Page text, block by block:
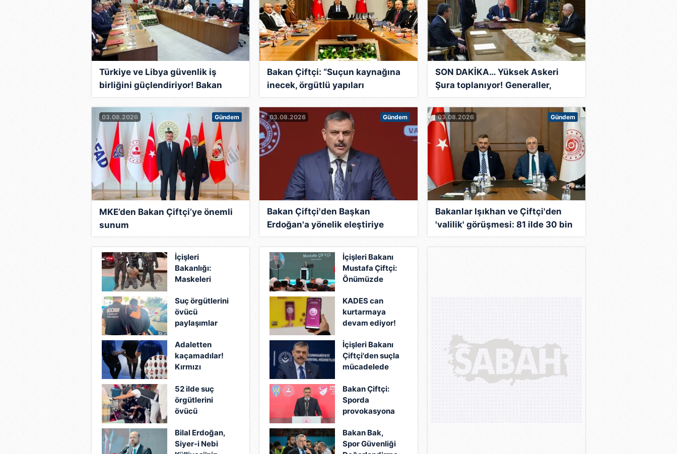
Türkiye ve Libya güvenlik iş
birliğini güçlendiriyor! Bakan
Çiftçi, Libyalı mevkidaşı ile bir
araya geldi
Bakan Çiftçi: “Suçun kaynağına
inecek, örgütlü yapıları
dağıtacağız”
SON DAKİKA… Yüksek Askeri
Şura toplanıyor! Generaller,
amiraller ve albayların görev
süreleri belli olacak
03.08.2026 Gündem
MKE’den Bakan Çiftçi’ye önemli
sunum
03.08.2026 Gündem
Bakan Çiftçi'den Başkan
Erdoğan'a yönelik eleştiriye
kınama mesajı: "Demokratik
meşruiyeti karanlık
benzetmelerle
gölgeleyemezsiniz"
03.08.2026 Gündem
Bakanlar Işıkhan ve Çiftçi'den
'valilik' görüşmesi: 81 ilde 30 bin
kontenjan müjdesi!
İçişleri
Bakanlığı:
Maskeleri
Suç örgütlerini
övücü
paylaşımlar
Adaletten
kaçamadılar!
Kırmızı
aranan 526
suçlu 2026'nın
ilk 7 ayında
getirildi!
52 ilde suç
örgütlerini
övücü
yapanlara
operasyon: 216
Bilal Erdoğan,
Siyer-i Nebi
İçişleri Bakanı
Mustafa Çiftçi:
Önümüzde
sorumluluğu
var
KADES can
kurtarmaya
devam ediyor!
kez indirildi:
200 binden
fazla ihbar
İçişleri Bakanı
Çiftçi'den suçla
mücadelede
vurgusu
Bakan Çiftçi:
Sporda
provokasyona
vermeyeceğiz
Bakan Bak,
Spor Güvenliği